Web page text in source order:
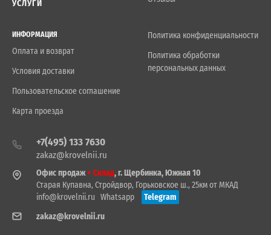
УСЛУГИ
ИНФОРМАЦИЯ
Оплата и возврат
Условия доставки
Пользовательское соглашение
Карта проезда
Политика конфиденциальности
Политика обработки
персональных данных
+7(495) 133 7630
zakaz@krovelnii.ru
Офис продаж+ Склад, г. Щербинка, Южная 10
Старая Купавна, Стройдвор, Горьковское ш., 25км от МКАД
info@krovelnii.ru Whatsapp
Telegram
zakaz@krovelnii.ru